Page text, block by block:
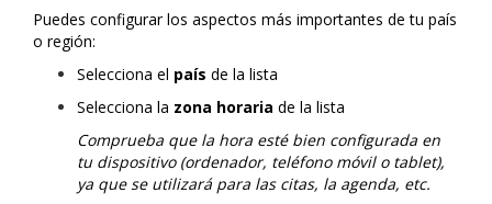
Puedes configurar los aspectos más importantes de tu país
o región:
Selecciona el país de la lista
Selecciona la zona horaria de la lista
Comprueba que la hora esté bien configurada en
tu dispositivo (ordenador, teléfono móvil o tablet),
ya que se utilizará para las citas, la agenda, etc.